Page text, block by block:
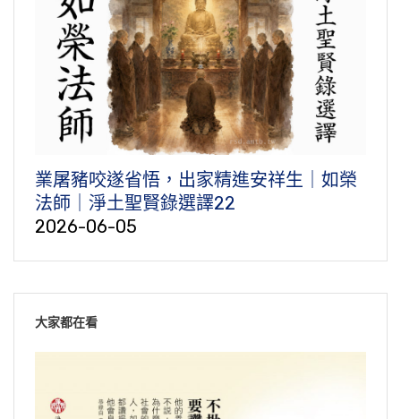
業屠豬咬遂省悟，出家精進安祥生｜如榮
法師｜淨土聖賢錄選譯22
2026-06-05
大家都在看